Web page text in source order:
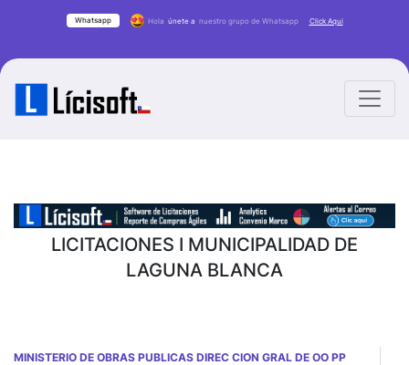
Whatsapp Hola únete a nuestro grupo de Whatsapp Click Aqui
LICITACIONES I MUNICIPALIDAD DE
LAGUNA BLANCA
MINISTERIO DE OBRAS PUBLICAS DIREC CION GRAL DE OO PP